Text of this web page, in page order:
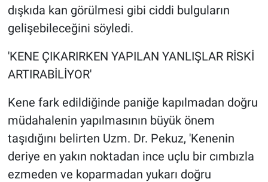
dışkıda kan görülmesi gibi ciddi bulguların
gelişebileceğini söyledi.
'KENE ÇIKARIRKEN YAPILAN YANLIŞLAR RİSKİ
ARTIRABİLİYOR'
Kene fark edildiğinde paniğe kapılmadan doğru
müdahalenin yapılmasının büyük önem
taşıdığını belirten Uzm. Dr. Pekuz, 'Kenenin
deriye en yakın noktadan ince uçlu bir cımbızla
ezmeden ve koparmadan yukarı doğru